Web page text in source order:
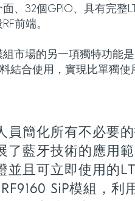
、32個GPIO、具有完整
前端。
組市場的另一項獨特功能
結合使用，實現比單獨使
員簡化所有不必要
了藍牙技術的應用範
並且可立即使用的
SiP模組，利